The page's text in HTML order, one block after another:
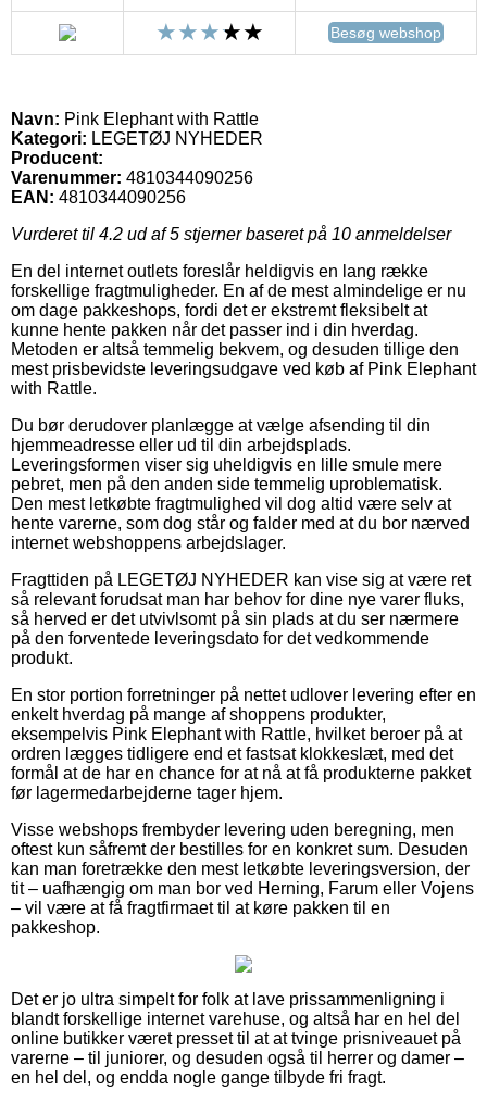
Besøg webshop
Navn: Pink Elephant with Rattle
Kategori: LEGETØJ NYHEDER
Producent:
Varenummer: 4810344090256
EAN: 4810344090256
Vurderet til 4.2 ud af 5 stjerner baseret på 10 anmeldelser
En del internet outlets foreslår heldigvis en lang række
forskellige fragtmuligheder. En af de mest almindelige er nu
om dage pakkeshops, fordi det er ekstremt fleksibelt at
kunne hente pakken når det passer ind i din hverdag.
Metoden er altså temmelig bekvem, og desuden tillige den
mest prisbevidste leveringsudgave ved køb af Pink Elephant
with Rattle.
Du bør derudover planlægge at vælge afsending til din
hjemmeadresse eller ud til din arbejdsplads.
Leveringsformen viser sig uheldigvis en lille smule mere
pebret, men på den anden side temmelig uproblematisk.
Den mest letkøbte fragtmulighed vil dog altid være selv at
hente varerne, som dog står og falder med at du bor nærved
internet webshoppens arbejdslager.
Fragttiden på LEGETØJ NYHEDER kan vise sig at være ret
så relevant forudsat man har behov for dine nye varer fluks,
så herved er det utvivlsomt på sin plads at du ser nærmere
på den forventede leveringsdato for det vedkommende
produkt.
En stor portion forretninger på nettet udlover levering efter en
enkelt hverdag på mange af shoppens produkter,
eksempelvis Pink Elephant with Rattle, hvilket beroer på at
ordren lægges tidligere end et fastsat klokkeslæt, med det
formål at de har en chance for at nå at få produkterne pakket
før lagermedarbejderne tager hjem.
Visse webshops frembyder levering uden beregning, men
oftest kun såfremt der bestilles for en konkret sum. Desuden
kan man foretrække den mest letkøbte leveringsversion, der
tit – uafhængig om man bor ved Herning, Farum eller Vojens
– vil være at få fragtfirmaet til at køre pakken til en
pakkeshop.
Det er jo ultra simpelt for folk at lave prissammenligning i
blandt forskellige internet varehuse, og altså har en hel del
online butikker været presset til at at tvinge prisniveauet på
varerne – til juniorer, og desuden også til herrer og damer –
en hel del, og endda nogle gange tilbyde fri fragt.